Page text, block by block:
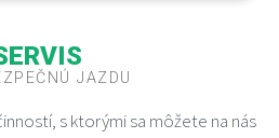
JAZDU
s ktorými sa môžete na nás